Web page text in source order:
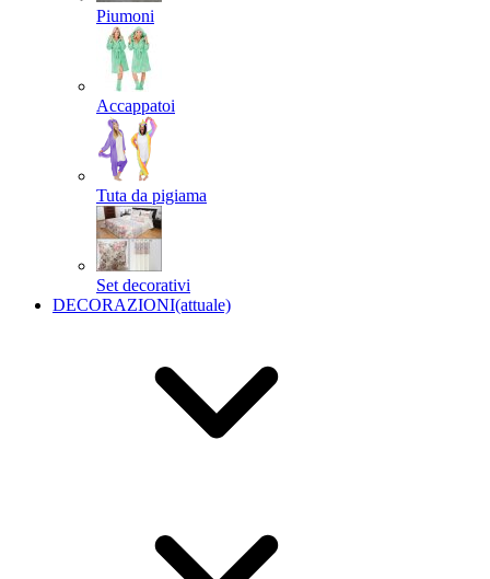
Piumoni
Accappatoi
Tuta da pigiama
Set decorativi
DECORAZIONI(attuale)